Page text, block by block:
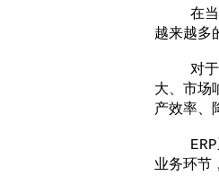
在当今
越来越多
对于中
大、市场
产效率、
ERP系
业务环节